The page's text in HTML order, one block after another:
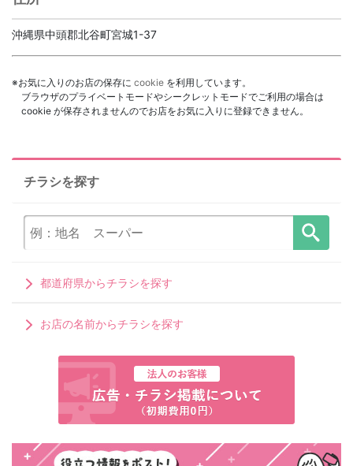
沖縄県中頭郡北谷町宮城1-37
※お気に入りのお店の保存に cookie を利用しています。
ブラウザのプライベートモードやシークレットモードでご利用の場合は
cookie が保存されませんのでお店をお気に入りに登録できません。
チラシを探す
都道府県からチラシを探す
お店の名前からチラシを探す